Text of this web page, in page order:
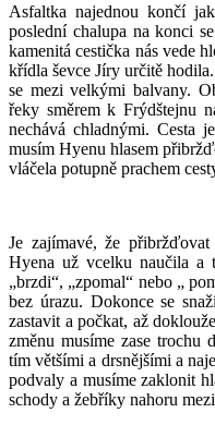
Asfaltka najednou končí
poslední chalupa na konci
kamenitá cestička nás vede
křídla ševce Jíry určitě
se mezi velkými balvany.
řeky směrem k Frýdštejnu
nechává chladnými.
musím Hyenu hlasem
vláčela potupně prachem
Je zajímavé, že
Hyena už vcelku naučila a
„brzdi“, „zpomal“ nebo „
bez úrazu. Dokonce se
zastavit a počkat, až
změnu musíme zase trochu
tím většími a drsnějšími a
podvaly a musíme zaklonit
schody a žebříky nahoru